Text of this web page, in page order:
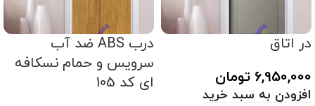
در اتاق
6,950,000 تومان
افزودن به سبد خرید
درب ABS ضد آب
سرویس و حمام نسکافه
ای کد 105